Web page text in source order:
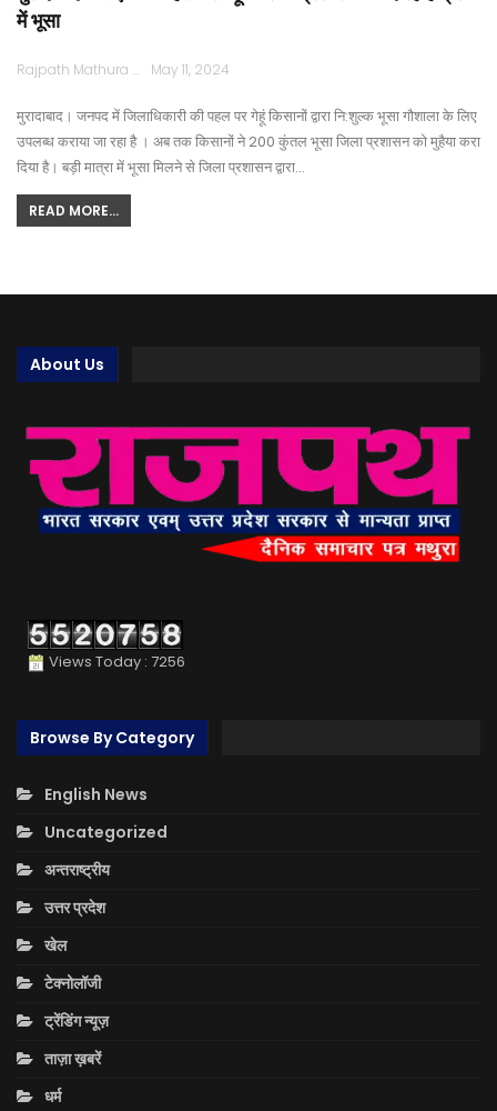
में भूसा
Rajpath Mathura May 11, 2024
मुरादाबाद। जनपद में जिलाधिकारी की पहल पर गेहूं किसानों द्वारा नि:शुल्क भूसा गौशाला के लिए
उपलब्ध कराया जा रहा है । अब तक किसानों ने 200 कुंतल भूसा जिला प्रशासन को मुहैया करा
दिया है। बड़ी मात्रा में भूसा मिलने से जिला प्रशासन द्वारा…
READ MORE...
About Us
Views Today : 7256
Browse By Category
English News
Uncategorized
अन्तराष्ट्रीय
उत्तर प्रदेश
खेल
टेक्नोलॉजी
ट्रेंडिंग न्यूज़
ताज़ा ख़बरें
धर्म